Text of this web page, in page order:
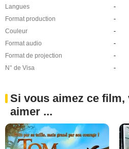
Langues
-
Format production
-
Couleur
-
Format audio
-
Format de projection
-
N° de Visa
-
Si vous aimez ce
aimer ...